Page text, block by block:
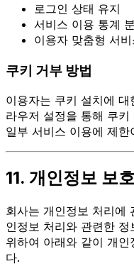
로그인 상태 유지
서비스 이용 통계
이용자 맞춤형 서
쿠키 거부 방법
이용자는 쿠키 설치에
라우저 설정을 통해 쿠
일부 서비스 이용에 제
11. 개인정보 보
회사는 개인정보 처리에
인정보 처리와 관련한
위하여 아래와 같이 개
다.